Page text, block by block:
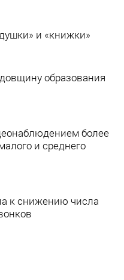
и «книжки»
образования
более
и среднего
к снижению числа